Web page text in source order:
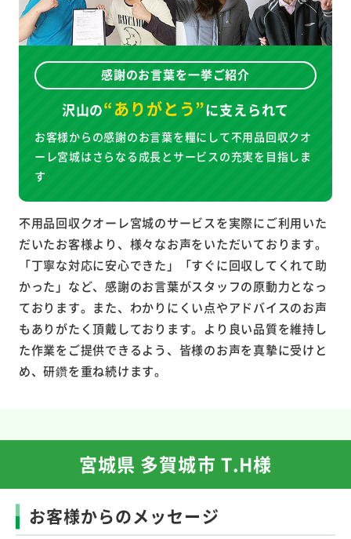
感謝のお言葉を一挙ご紹介
沢山の“ありがとう”に支えられて
お客様からの感謝のお言葉を糧にして不用品回収クオ
ーレ宮城はさらなる成長とサービスの充実を目指しま
す
不用品回収クオーレ宮城のサービスを実際にご利用いた
だいたお客様より、様々なお声をいただいております。
「丁寧な対応に安心できた」「すぐに回収してくれて助
かった」など、感謝のお言葉がスタッフの原動力となっ
ております。また、わかりにくい点やアドバイスのお声
もありがたく頂戴しております。より良い品質を維持し
た作業をご提供できるよう、皆様のお声を真摯に受けと
め、研鑽を重ね続けます。
宮城県 多賀城市 T.H様
お客様からのメッセージ